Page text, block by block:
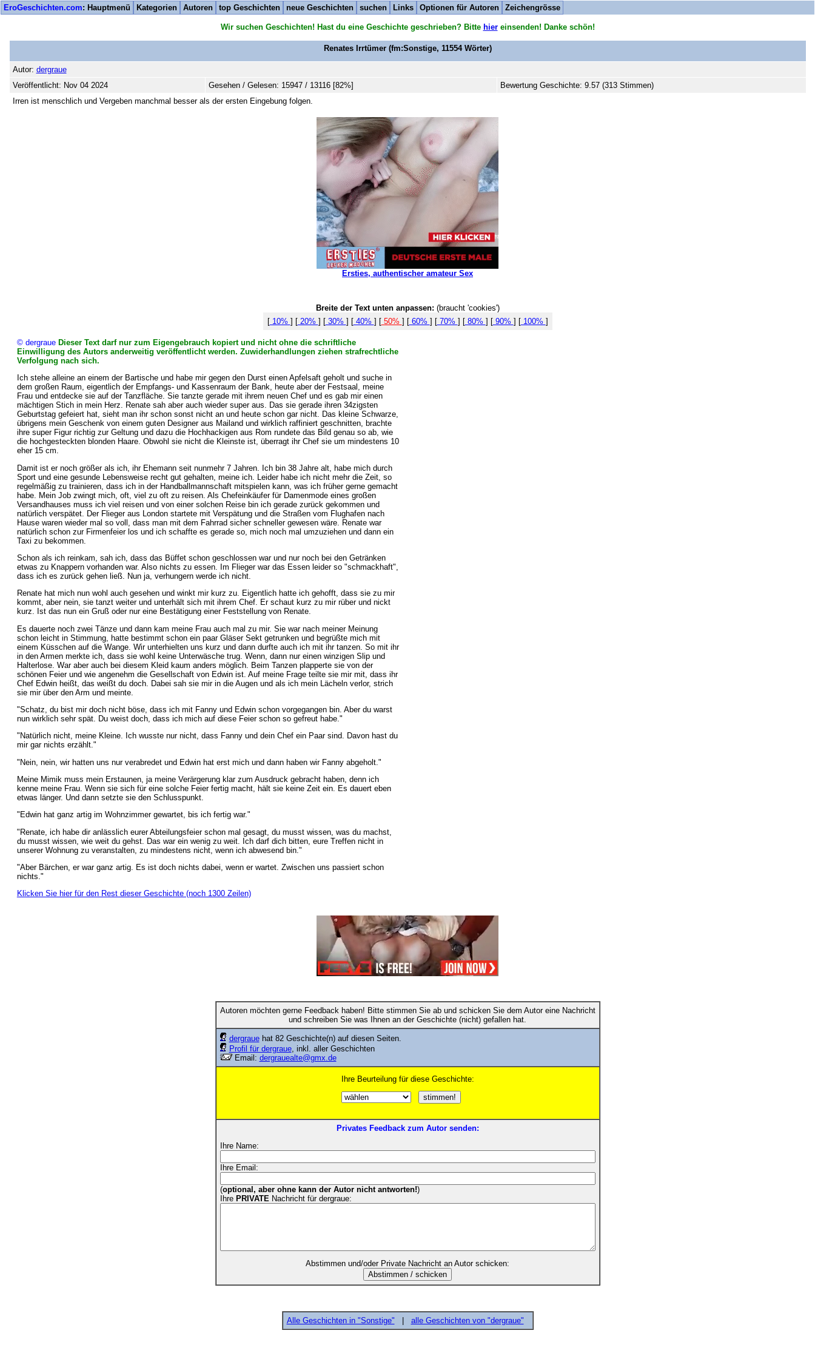
EroGeschichten.com: Hauptmenü Kategorien Autoren top Geschichten neue Geschichten suchen Links Optionen für Autoren Zeichengrösse
Wir suchen Geschichten! Hast du eine Geschichte geschrieben? Bitte hiereinsenden! Danke schön!
Renates Irrtümer(fm:Sonstige, 11554Wörter)
Autor: dergraue
Veröffentlicht: Nov 04 2024
Gesehen / Gelesen: 15947 / 13116 [82%]
Bewertung Geschichte: 9.57 (313 Stimmen)
Irren ist menschlich und Vergeben manchmal besser als der ersten Eingebung folgen.
Ersties, authentischer amateur Sex
Breite der Text unten anpassen: (braucht 'cookies')
[10% ] [20% ] [30% ] [40% ] [50% ] [60% ] [70% ] [80% ] [90% ] [100% ]
© dergraue Dieser Text darf nur zum Eigengebrauch kopiert und nicht ohne die schriftliche
Einwilligung des Autors anderweitig veröffentlicht werden. Zuwiderhandlungen ziehen strafrechtliche
Verfolgung nach sich.
Ich stehe alleine an einem der Bartische und habe mir gegen den Durst einen Apfelsaft geholt und suche in
dem großen Raum, eigentlich der Empfangs- und Kassenraum der Bank, heute aber der Festsaal, meine
Frau und entdecke sie auf der Tanzfläche. Sie tanzte gerade mit ihrem neuen Chef und es gab mir einen
mächtigen Stich in mein Herz. Renate sah aber auch wieder super aus. Das sie gerade ihren 34zigsten
Geburtstag gefeiert hat, sieht man ihr schon sonst nicht an und heute schon gar nicht. Das kleine Schwarze,
übrigens mein Geschenk von einem guten Designer aus Mailand und wirklich raffiniert geschnitten, brachte
ihre super Figur richtig zur Geltung und dazu die Hochhackigen aus Rom rundete das Bild genau so ab, wie
die hochgesteckten blonden Haare. Obwohl sie nicht die Kleinste ist, überragt ihr Chef sie um mindestens 10
eher 15 cm.
Damit ist er noch größer als ich, ihr Ehemann seit nunmehr 7 Jahren. Ich bin 38 Jahre alt, habe mich durch
Sport und eine gesunde Lebensweise recht gut gehalten, meine ich. Leider habe ich nicht mehr die Zeit, so
regelmäßig zu trainieren, dass ich in der Handballmannschaft mitspielen kann, was ich früher gerne gemacht
habe. Mein Job zwingt mich, oft, viel zu oft zu reisen. Als Chefeinkäufer für Damenmode eines großen
Versandhauses muss ich viel reisen und von einer solchen Reise bin ich gerade zurück gekommen und
natürlich verspätet. Der Flieger aus London startete mit Verspätung und die Straßen vom Flughafen nach
Hause waren wieder mal so voll, dass man mit dem Fahrrad sicher schneller gewesen wäre. Renate war
natürlich schon zur Firmenfeier los und ich schaffte es gerade so, mich noch mal umzuziehen und dann ein
Taxi zu bekommen.
Schon als ich reinkam, sah ich, dass das Büffet schon geschlossen war und nur noch bei den Getränken
etwas zu Knappern vorhanden war. Also nichts zu essen. Im Flieger war das Essen leider so "schmackhaft",
dass ich es zurück gehen ließ. Nun ja, verhungern werde ich nicht.
Renate hat mich nun wohl auch gesehen und winkt mir kurz zu. Eigentlich hatte ich gehofft, dass sie zu mir
kommt, aber nein, sie tanzt weiter und unterhält sich mit ihrem Chef. Er schaut kurz zu mir rüber und nickt
kurz. Ist das nun ein Gruß oder nur eine Bestätigung einer Feststellung von Renate.
Es dauerte noch zwei Tänze und dann kam meine Frau auch mal zu mir. Sie war nach meiner Meinung
schon leicht in Stimmung, hatte bestimmt schon ein paar Gläser Sekt getrunken und begrüßte mich mit
einem Küsschen auf die Wange. Wir unterhielten uns kurz und dann durfte auch ich mit ihr tanzen. So mit ihr
in den Armen merkte ich, dass sie wohl keine Unterwäsche trug. Wenn, dann nur einen winzigen Slip und
Halterlose. War aber auch bei diesem Kleid kaum anders möglich. Beim Tanzen plapperte sie von der
schönen Feier und wie angenehm die Gesellschaft von Edwin ist. Auf meine Frage teilte sie mir mit, dass ihr
Chef Edwin heißt, das weißt du doch. Dabei sah sie mir in die Augen und als ich mein Lächeln verlor, strich
sie mir über den Arm und meinte.
"Schatz, du bist mir doch nicht böse, dass ich mit Fanny und Edwin schon vorgegangen bin. Aber du warst
nun wirklich sehr spät. Du weist doch, dass ich mich auf diese Feier schon so gefreut habe."
"Natürlich nicht, meine Kleine. Ich wusste nur nicht, dass Fanny und dein Chef ein Paar sind. Davon hast du
mir gar nichts erzählt."
"Nein, nein, wir hatten uns nur verabredet und Edwin hat erst mich und dann haben wir Fanny abgeholt."
Meine Mimik muss mein Erstaunen, ja meine Verärgerung klar zum Ausdruck gebracht haben, denn ich
kenne meine Frau. Wenn sie sich für eine solche Feier fertig macht, hält sie keine Zeit ein. Es dauert eben
etwas länger. Und dann setzte sie den Schlusspunkt.
"Edwin hat ganz artig im Wohnzimmer gewartet, bis ich fertig war."
"Renate, ich habe dir anlässlich eurer Abteilungsfeier schon mal gesagt, du musst wissen, was du machst,
du musst wissen, wie weit du gehst. Das war ein wenig zu weit. Ich darf dich bitten, eure Treffen nicht in
unserer Wohnung zu veranstalten, zu mindestens nicht, wenn ich abwesend bin."
"Aber Bärchen, er war ganz artig. Es ist doch nichts dabei, wenn er wartet. Zwischen uns passiert schon
nichts."
Klicken Sie hier für den Rest dieser Geschichte (noch 1300 Zeilen)
Autoren möchten gerne Feedback haben! Bitte stimmen Sie ab und schicken Sie dem Autor eine Nachricht
und schreiben Sie was Ihnen an der Geschichte (nicht) gefallen hat.
dergrauehat 82 Geschichte(n) auf diesen Seiten.
Profil für dergraue, inkl. aller Geschichten
Email: dergrauealte@gmx.de
Ihre Beurteilung für diese Geschichte:
Privates Feedback zum Autor senden:
Ihre Name:
Ihre Email:
(optional, aber ohne kann der Autor nicht antworten!)
Ihre PRIVATE Nachricht für dergraue:
Abstimmen und/oder Private Nachricht an Autor schicken:
Alle Geschichten in "Sonstige" alle Geschichten von "dergraue"